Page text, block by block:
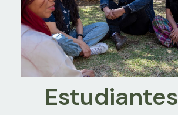
Estudiantes